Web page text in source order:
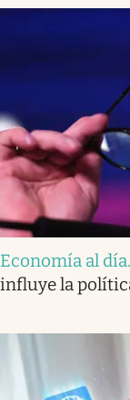
Economía al día.
influye la